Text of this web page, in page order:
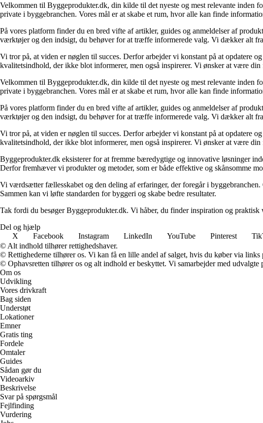
Velkommen til Byggeprodukter.dk, din kilde til det nyeste og mest relevante inden
private i byggebranchen. Vores mål er at skabe et rum, hvor alle kan finde
På vores platform finder du en bred vifte af artikler, guides og anmeldelser af
værktøjer og den indsigt, du behøver for at træffe informerede valg. Vi dækker alt
Vi tror på, at viden er nøglen til succes. Derfor arbejder vi konstant på at opdatere
kvalitetsindhold, der ikke blot informerer, men også inspirerer. Vi ønsker at være din
Velkommen til Byggeprodukter.dk, din kilde til det nyeste og mest relevante inden
private i byggebranchen. Vores mål er at skabe et rum, hvor alle kan finde
På vores platform finder du en bred vifte af artikler, guides og anmeldelser af
værktøjer og den indsigt, du behøver for at træffe informerede valg. Vi dækker alt
Vi tror på, at viden er nøglen til succes. Derfor arbejder vi konstant på at opdatere
kvalitetsindhold, der ikke blot informerer, men også inspirerer. Vi ønsker at være din
Byggeprodukter.dk eksisterer for at fremme bæredygtige og innovative løsninger
Derfor fremhæver vi produkter og metoder, som er både effektive og skånsomme
Vi værdsætter fællesskabet og den deling af erfaringer, der foregår i
Sammen kan vi løfte standarden for byggeri og skabe bedre resultater.
Tak fordi du besøger Byggeprodukter.dk. Vi håber, du finder inspiration og
Del og hjælp
X
Facebook Instagram LinkedIn YouTube Pinterest
© Alt indhold tilhører rettighedshaver.
© Rettighederne tilhører os. Vi kan få en lille andel af salget, hvis du køber via links
© Ophavsretten tilhører os og alt indhold er beskyttet. Vi samarbejder med
Om os
Udvikling
Vores drivkraft
Bag siden
Understøt
Lokationer
Emner
Gratis ting
Fordele
Omtaler
Guides
Sådan gør du
Videoarkiv
Beskrivelse
Svar på spørgsmål
Fejlfinding
Vurdering